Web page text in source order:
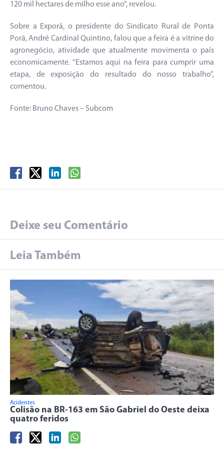
120 mil hectares de milho esse ano”, revelou.
Sobre a Exporã, o presidente do Sindicato Rural de Ponta
Porã, André Cardinal Quintino, falou que a feira é a vitrine do
agronegócio, atividade que atualmente movimenta o país
economicamente. “Estamos aqui na feira para cumprir uma
etapa, de exposição do resultado do nosso trabalho”,
comentou.
Fonte: Bruno Chaves – Subcom
Deixe seu Comentário
Leia Também
Acidentes
Colisão na BR-163 em São Gabriel do Oeste deixa
quatro feridos